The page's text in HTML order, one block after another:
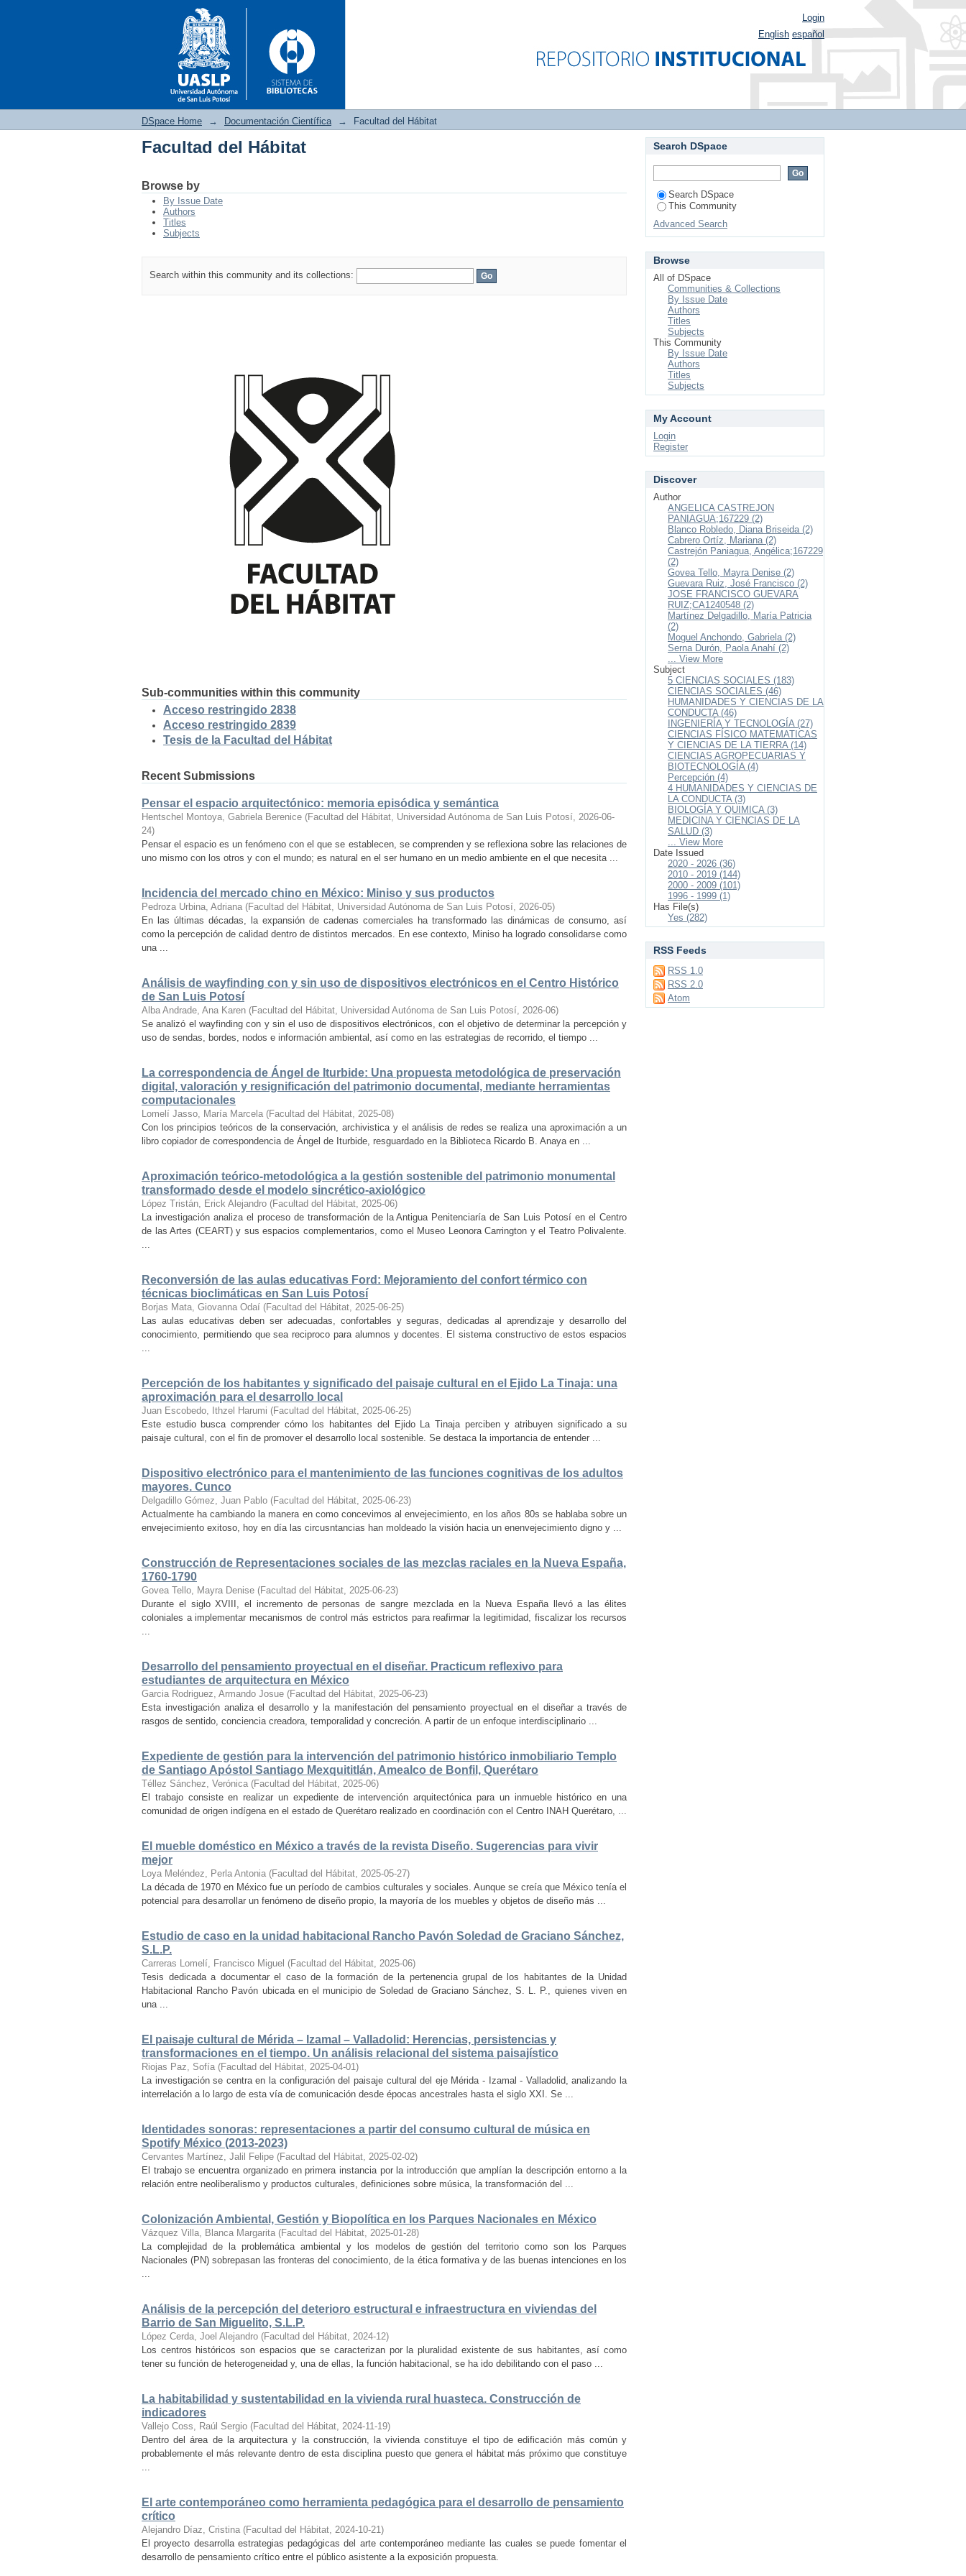
Login
English español
DSpace Home → Documentación Científica → Facultad del Hábitat
Facultad del Hábitat
Browse by
By Issue Date
Authors
Titles
Subjects
Search within this community and its collections:
Sub-communities within this community
Acceso restringido 2838
Acceso restringido 2839
Tesis de la Facultad del Hábitat
Recent Submissions
Pensar el espacio arquitectónico: memoria episódica y semántica
Hentschel Montoya, Gabriela Berenice (Facultad del Hábitat, Universidad Autónoma de San Luis Potosí, 2026-06-
24)
Pensar el espacio es un fenómeno con el que se establecen, se comprenden y se reflexiona sobre las relaciones de
uno mismo con los otros y con el mundo; es natural en el ser humano en un medio ambiente en el que necesita ...
Incidencia del mercado chino en México: Miniso y sus productos
Pedroza Urbina, Adriana (Facultad del Hábitat, Universidad Autónoma de San Luis Potosí, 2026-05)
En las últimas décadas, la expansión de cadenas comerciales ha transformado las dinámicas de consumo, así
como la percepción de calidad dentro de distintos mercados. En ese contexto, Miniso ha logrado consolidarse como
una ...
Análisis de wayfinding con y sin uso de dispositivos electrónicos en el Centro Histórico
de San Luis Potosí
Alba Andrade, Ana Karen (Facultad del Hábitat, Universidad Autónoma de San Luis Potosí, 2026-06)
Se analizó el wayfinding con y sin el uso de dispositivos electrónicos, con el objetivo de determinar la percepción y
uso de sendas, bordes, nodos e información ambiental, así como en las estrategias de recorrido, el tiempo ...
La correspondencia de Ángel de Iturbide: Una propuesta metodológica de preservación
digital, valoración y resignificación del patrimonio documental, mediante herramientas
computacionales
Lomelí Jasso, María Marcela (Facultad del Hábitat, 2025-08)
Con los principios teóricos de la conservación, archivistica y el análisis de redes se realiza una aproximación a un
libro copiador de correspondencia de Ángel de Iturbide, resguardado en la Biblioteca Ricardo B. Anaya en ...
Aproximación teórico-metodológica a la gestión sostenible del patrimonio monumental
transformado desde el modelo sincrético-axiológico
López Tristán, Erick Alejandro (Facultad del Hábitat, 2025-06)
La investigación analiza el proceso de transformación de la Antigua Penitenciaría de San Luis Potosí en el Centro
de las Artes (CEART) y sus espacios complementarios, como el Museo Leonora Carrington y el Teatro Polivalente.
...
Reconversión de las aulas educativas Ford: Mejoramiento del confort térmico con
técnicas bioclimáticas en San Luis Potosí
Borjas Mata, Giovanna Odaí (Facultad del Hábitat, 2025-06-25)
Las aulas educativas deben ser adecuadas, confortables y seguras, dedicadas al aprendizaje y desarrollo del
conocimiento, permitiendo que sea reciproco para alumnos y docentes. El sistema constructivo de estos espacios
...
Percepción de los habitantes y significado del paisaje cultural en el Ejido La Tinaja: una
aproximación para el desarrollo local
Juan Escobedo, Ithzel Harumi (Facultad del Hábitat, 2025-06-25)
Este estudio busca comprender cómo los habitantes del Ejido La Tinaja perciben y atribuyen significado a su
paisaje cultural, con el fin de promover el desarrollo local sostenible. Se destaca la importancia de entender ...
Dispositivo electrónico para el mantenimiento de las funciones cognitivas de los adultos
mayores. Cunco
Delgadillo Gómez, Juan Pablo (Facultad del Hábitat, 2025-06-23)
Actualmente ha cambiando la manera en como concevimos al envejecimiento, en los años 80s se hablaba sobre un
envejecimiento exitoso, hoy en día las circusntancias han moldeado la visión hacia un enenvejecimiento digno y ...
Construcción de Representaciones sociales de las mezclas raciales en la Nueva España,
1760-1790
Govea Tello, Mayra Denise (Facultad del Hábitat, 2025-06-23)
Durante el siglo XVIII, el incremento de personas de sangre mezclada en la Nueva España llevó a las élites
coloniales a implementar mecanismos de control más estrictos para reafirmar la legitimidad, fiscalizar los recursos
...
Desarrollo del pensamiento proyectual en el diseñar. Practicum reflexivo para
estudiantes de arquitectura en México
Garcia Rodriguez, Armando Josue (Facultad del Hábitat, 2025-06-23)
Esta investigación analiza el desarrollo y la manifestación del pensamiento proyectual en el diseñar a través de
rasgos de sentido, conciencia creadora, temporalidad y concreción. A partir de un enfoque interdisciplinario ...
Expediente de gestión para la intervención del patrimonio histórico inmobiliario Templo
de Santiago Apóstol Santiago Mexquititlán, Amealco de Bonfil, Querétaro
Téllez Sánchez, Verónica (Facultad del Hábitat, 2025-06)
El trabajo consiste en realizar un expediente de intervención arquitectónica para un inmueble histórico en una
comunidad de origen indígena en el estado de Querétaro realizado en coordinación con el Centro INAH Querétaro, ...
El mueble doméstico en México a través de la revista Diseño. Sugerencias para vivir
mejor
Loya Meléndez, Perla Antonia (Facultad del Hábitat, 2025-05-27)
La década de 1970 en México fue un período de cambios culturales y sociales. Aunque se creía que México tenía el
potencial para desarrollar un fenómeno de diseño propio, la mayoría de los muebles y objetos de diseño más ...
Estudio de caso en la unidad habitacional Rancho Pavón Soledad de Graciano Sánchez,
S.L.P.
Carreras Lomelí, Francisco Miguel (Facultad del Hábitat, 2025-06)
Tesis dedicada a documentar el caso de la formación de la pertenencia grupal de los habitantes de la Unidad
Habitacional Rancho Pavón ubicada en el municipio de Soledad de Graciano Sánchez, S. L. P., quienes viven en
una ...
El paisaje cultural de Mérida – Izamal – Valladolid: Herencias, persistencias y
transformaciones en el tiempo. Un análisis relacional del sistema paisajístico
Riojas Paz, Sofía (Facultad del Hábitat, 2025-04-01)
La investigación se centra en la configuración del paisaje cultural del eje Mérida - Izamal - Valladolid, analizando la
interrelación a lo largo de esta vía de comunicación desde épocas ancestrales hasta el siglo XXI. Se ...
Identidades sonoras: representaciones a partir del consumo cultural de música en
Spotify México (2013-2023)
Cervantes Martínez, Jalil Felipe (Facultad del Hábitat, 2025-02-02)
El trabajo se encuentra organizado en primera instancia por la introducción que amplían la descripción entorno a la
relación entre neoliberalismo y productos culturales, definiciones sobre música, la transformación del ...
Colonización Ambiental, Gestión y Biopolítica en los Parques Nacionales en México
Vázquez Villa, Blanca Margarita (Facultad del Hábitat, 2025-01-28)
La complejidad de la problemática ambiental y los modelos de gestión del territorio como son los Parques
Nacionales (PN) sobrepasan las fronteras del conocimiento, de la ética formativa y de las buenas intenciones en los
...
Análisis de la percepción del deterioro estructural e infraestructura en viviendas del
Barrio de San Miguelito, S.L.P.
López Cerda, Joel Alejandro (Facultad del Hábitat, 2024-12)
Los centros históricos son espacios que se caracterizan por la pluralidad existente de sus habitantes, así como
tener su función de heterogeneidad y, una de ellas, la función habitacional, se ha ido debilitando con el paso ...
La habitabilidad y sustentabilidad en la vivienda rural huasteca. Construcción de
indicadores
Vallejo Coss, Raúl Sergio (Facultad del Hábitat, 2024-11-19)
Dentro del área de la arquitectura y la construcción, la vivienda constituye el tipo de edificación más común y
probablemente el más relevante dentro de esta disciplina puesto que genera el hábitat más próximo que constituye
...
El arte contemporáneo como herramienta pedagógica para el desarrollo de pensamiento
crítico
Alejandro Díaz, Cristina (Facultad del Hábitat, 2024-10-21)
El proyecto desarrolla estrategias pedagógicas del arte contemporáneo mediante las cuales se puede fomentar el
desarrollo de pensamiento crítico entre el público asistente a la exposición propuesta.
Search DSpace
Search DSpace
This Community
Advanced Search
Browse
All of DSpace
Communities & Collections
By Issue Date
Authors
Titles
Subjects
This Community
By Issue Date
Authors
Titles
Subjects
My Account
Login
Register
Discover
Author
ANGELICA CASTREJON
PANIAGUA;167229 (2)
Blanco Robledo, Diana Briseida (2)
Cabrero Ortíz, Mariana (2)
Castrejón Paniagua, Angélica;167229
(2)
Govea Tello, Mayra Denise (2)
Guevara Ruiz, José Francisco (2)
JOSE FRANCISCO GUEVARA
RUIZ;CA1240548 (2)
Martínez Delgadillo, María Patricia
(2)
Moguel Anchondo, Gabriela (2)
Serna Durón, Paola Anahí (2)
... View More
Subject
5 CIENCIAS SOCIALES (183)
CIENCIAS SOCIALES (46)
HUMANIDADES Y CIENCIAS DE LA
CONDUCTA (46)
INGENIERÍA Y TECNOLOGÍA (27)
CIENCIAS FÍSICO MATEMATICAS
Y CIENCIAS DE LA TIERRA (14)
CIENCIAS AGROPECUARIAS Y
BIOTECNOLOGÍA (4)
Percepción (4)
4 HUMANIDADES Y CIENCIAS DE
LA CONDUCTA (3)
BIOLOGÍA Y QUIMICA (3)
MEDICINA Y CIENCIAS DE LA
SALUD (3)
... View More
Date Issued
2020 - 2026 (36)
2010 - 2019 (144)
2000 - 2009 (101)
1996 - 1999 (1)
Has File(s)
Yes (282)
RSS Feeds
RSS 1.0
RSS 2.0
Atom